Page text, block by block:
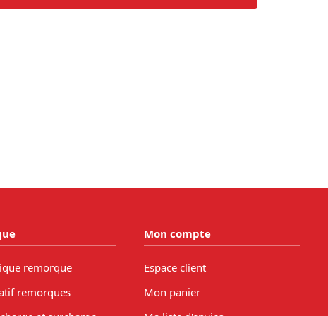
remorque
remorques
Mon compte
Espace client
Mon panier